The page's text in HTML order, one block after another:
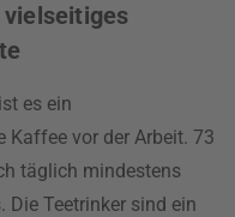
vielseitiges
es ein
Kaffee vor der Arbeit. 73
täglich mindestens
Die Teetrinker sind ein